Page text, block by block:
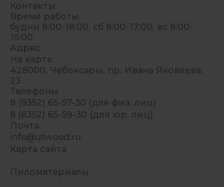
Контакты
Время работы
будни 8:00-18:00, сб 8:00-17:00, вс 8:00-
15:00
Адрес
На карте
428000, Чебоксары, пр. Ивана Яковлева,
23
Телефоны
8 (8352) 65-57-30 (для физ. лиц)
8 (8352) 65-59-30 (для юр. лиц)
Почта
info@utwood.ru
Карта сайта
Пиломатериалы